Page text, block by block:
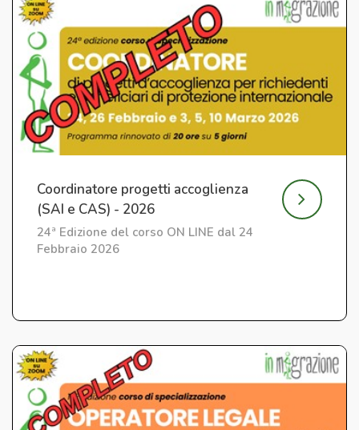
Coordinatore progetti accoglienza
(SAI e CAS) - 2026
24ª Edizione del corso ON LINE dal 24
Febbraio 2026